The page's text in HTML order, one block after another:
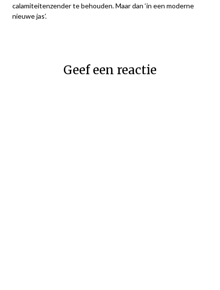
calamiteitenzender te behouden. Maar dan ‘in een moderne
nieuwe jas’.
Geef een reactie